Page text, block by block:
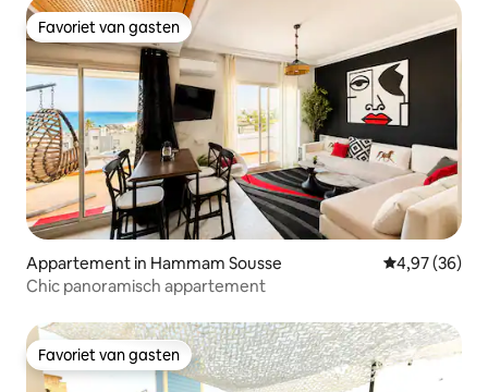
Favoriet van gasten
Favoriet van gasten
Appartement in Hammam Sousse Gemiddelde
4,97 (36)
Chic panoramisch appartement
Favoriet van gasten
Favoriet van gasten